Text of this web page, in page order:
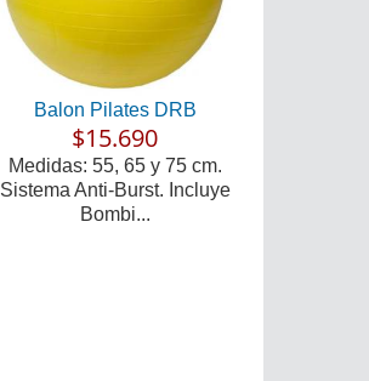
Balon Pilates DRB
$15.690
Medidas: 55, 65 y 75 cm.
Sistema Anti-Burst. Incluye
Bombi...